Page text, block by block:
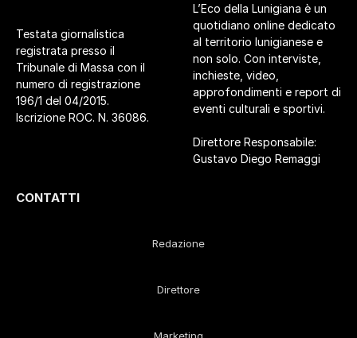
Testata giornalistica
registrata presso il
Tribunale di Massa con il
numero di registrazione
196/1 del 04/2015.
Iscrizione ROC. N. 36086.
L’Eco della Lunigiana è un
quotidiano online dedicato
al territorio lunigianese e
non solo. Con interviste,
inchieste, video,
approfondimenti e report di
eventi culturali e sportivi.
Direttore Responsabile:
Gustavo Diego Remaggi
CONTATTI
Redazione
Direttore
Marketing